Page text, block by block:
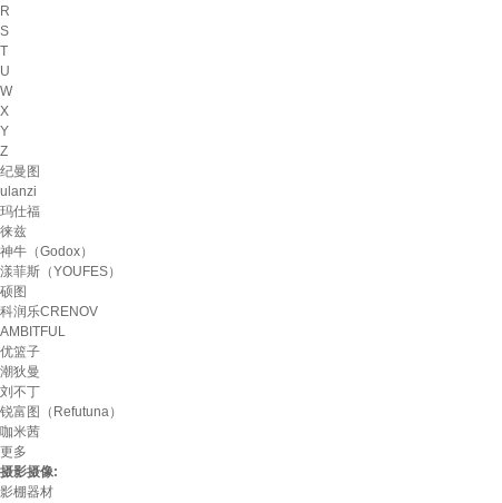
R
S
T
U
W
X
Y
Z
纪曼图
ulanzi
玛仕福
徕兹
神牛（Godox）
漾菲斯（YOUFES）
硕图
科润乐CRENOV
AMBITFUL
优篮子
潮狄曼
刘不丁
锐富图（Refutuna）
咖米茜
更多
摄影摄像:
影棚器材